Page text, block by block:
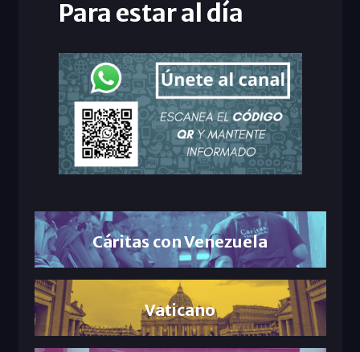
Para estar al día
Cáritas con Venezuela
Vaticano